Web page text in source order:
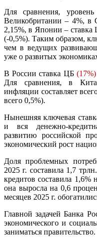
Для сравнения,
Великобритании – 4%,
2,15%, в Японии – ставка
(-0,5%). Таким образом,
чем в ведущих
уже о развитых
В России ставка ЦБ (17%)
Для сравнения, в
инфляции составляет
всего 0,5%).
Нынешняя ключевая
и вся денежно-
развитию российской
экономический рост
Доля проблемных
2025 г. составила 1,7
кредитов составила 1,6%
она выросла на 0,6
месяцев 2025 г.
Главной задачей Банка
экономического и
заниматься правительство.